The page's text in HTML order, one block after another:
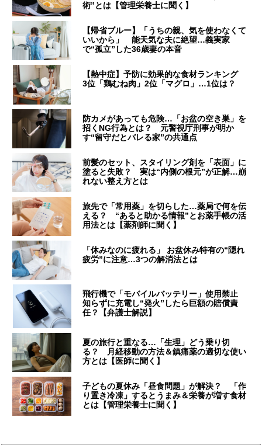
術”とは【管理栄養士に聞く】
【帰省ブルー】「うちの親、気を使わなくて
いいから」 能天気な夫に絶望…義実家
で“孤立”した36歳妻の本音
【熱中症】予防に効果的な食材ランキング
3位「鶏むね肉」2位「マグロ」…1位は？
防カメがあっても危険…「お盆の空き巣」を
招くNG行為とは？ 元警視庁刑事が明か
す“留守だとバレる家”の共通点
前髪のセット、スタイリング剤を「表面」に
塗ると失敗？ 実は“内側の根元”が正解…崩
れない整え方とは
旅先で「常用薬」を切らした…薬局で何を伝
える？ “あると助かる情報”とお薬手帳の活
用法とは【薬剤師に聞く】
「休みなのに疲れる」 お盆休み特有の“隠れ
疲労”に注意…3つの解消法とは
飛行機で「モバイルバッテリー」使用禁止
知らずに充電し“発火”したら巨額の賠償責
任？【弁護士解説】
夏の旅行と重なる…「生理」どう乗り切
る？ 月経移動の方法＆鎮痛薬の適切な使い
方とは【医師に聞く】
子どもの夏休み「昼食問題」が解決？ 「作
り置き冷凍」するとうまみ＆栄養が増す食材
とは【管理栄養士に聞く】